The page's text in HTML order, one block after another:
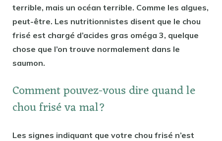
terrible, mais un océan terrible. Comme les algues,
peut-être. Les nutritionnistes disent que le chou
frisé est chargé d’acides gras oméga 3, quelque
chose que l’on trouve normalement dans le
saumon.
Comment pouvez-vous dire quand le
chou frisé va mal?
Les signes indiquant que votre chou frisé n’est